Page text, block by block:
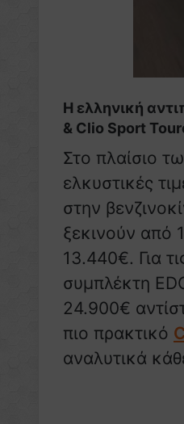
H ελληνική
& Clio Sport
Στο πλαίσιο
ελκυστικές
στην
ξεκινούν από
13.440€. Για
συμπλέκτη
24.900€
πιο πρακτικό
αναλυτικά